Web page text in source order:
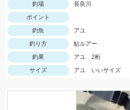
釣場
長良川
ポイント
釣魚
アユ
釣り方
鮎ルアー
釣果
アユ 2桁
サイズ
アユ いいサイズ